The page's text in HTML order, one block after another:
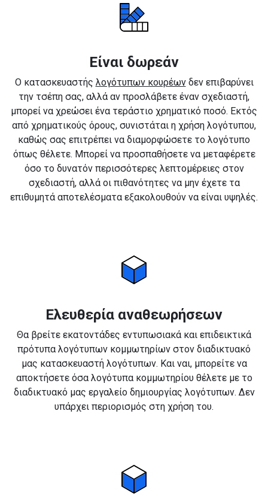
Είναι δωρεάν
Ο κατασκευαστής λογότυπων κουρέωνδεν επιβαρύνει
την τσέπη σας, αλλά αν προσλάβετε έναν σχεδιαστή,
μπορεί να χρεώσει ένα τεράστιο χρηματικό ποσό. Εκτός
από χρηματικούς όρους, συνιστάται η χρήση λογότυπου,
καθώς σας επιτρέπει να διαμορφώσετε το λογότυπο
όπως θέλετε. Μπορεί να προσπαθήσετε να μεταφέρετε
όσο το δυνατόν περισσότερες λεπτομέρειες στον
σχεδιαστή, αλλά οι πιθανότητες να μην έχετε τα
επιθυμητά αποτελέσματα εξακολουθούν να είναι υψηλές.
Ελευθερία αναθεωρήσεων
Θα βρείτε εκατοντάδες εντυπωσιακά και επιδεικτικά
πρότυπα λογότυπων κομμωτηρίων στον διαδικτυακό
μας κατασκευαστή λογότυπων. Και ναι, μπορείτε να
αποκτήσετε όσα λογότυπα κομμωτηρίου θέλετε με το
διαδικτυακό μας εργαλείο δημιουργίας λογότυπων. Δεν
υπάρχει περιορισμός στη χρήση του.